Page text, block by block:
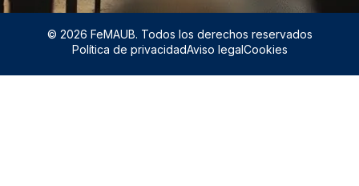
© 2026 FeMAUB. Todos los derechos reservados
Política de privacidadAviso legalCookies